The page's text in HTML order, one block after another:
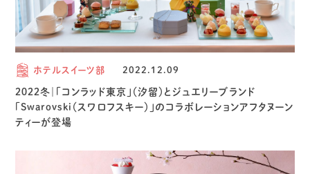
ホテルスイーツ部 2022.12.09
２０２２冬｜「コンラッド東京」（汐留）とジュエリーブランド
「Swarovski（スワロフスキー）」のコラボレーションアフタヌーン
ティーが登場